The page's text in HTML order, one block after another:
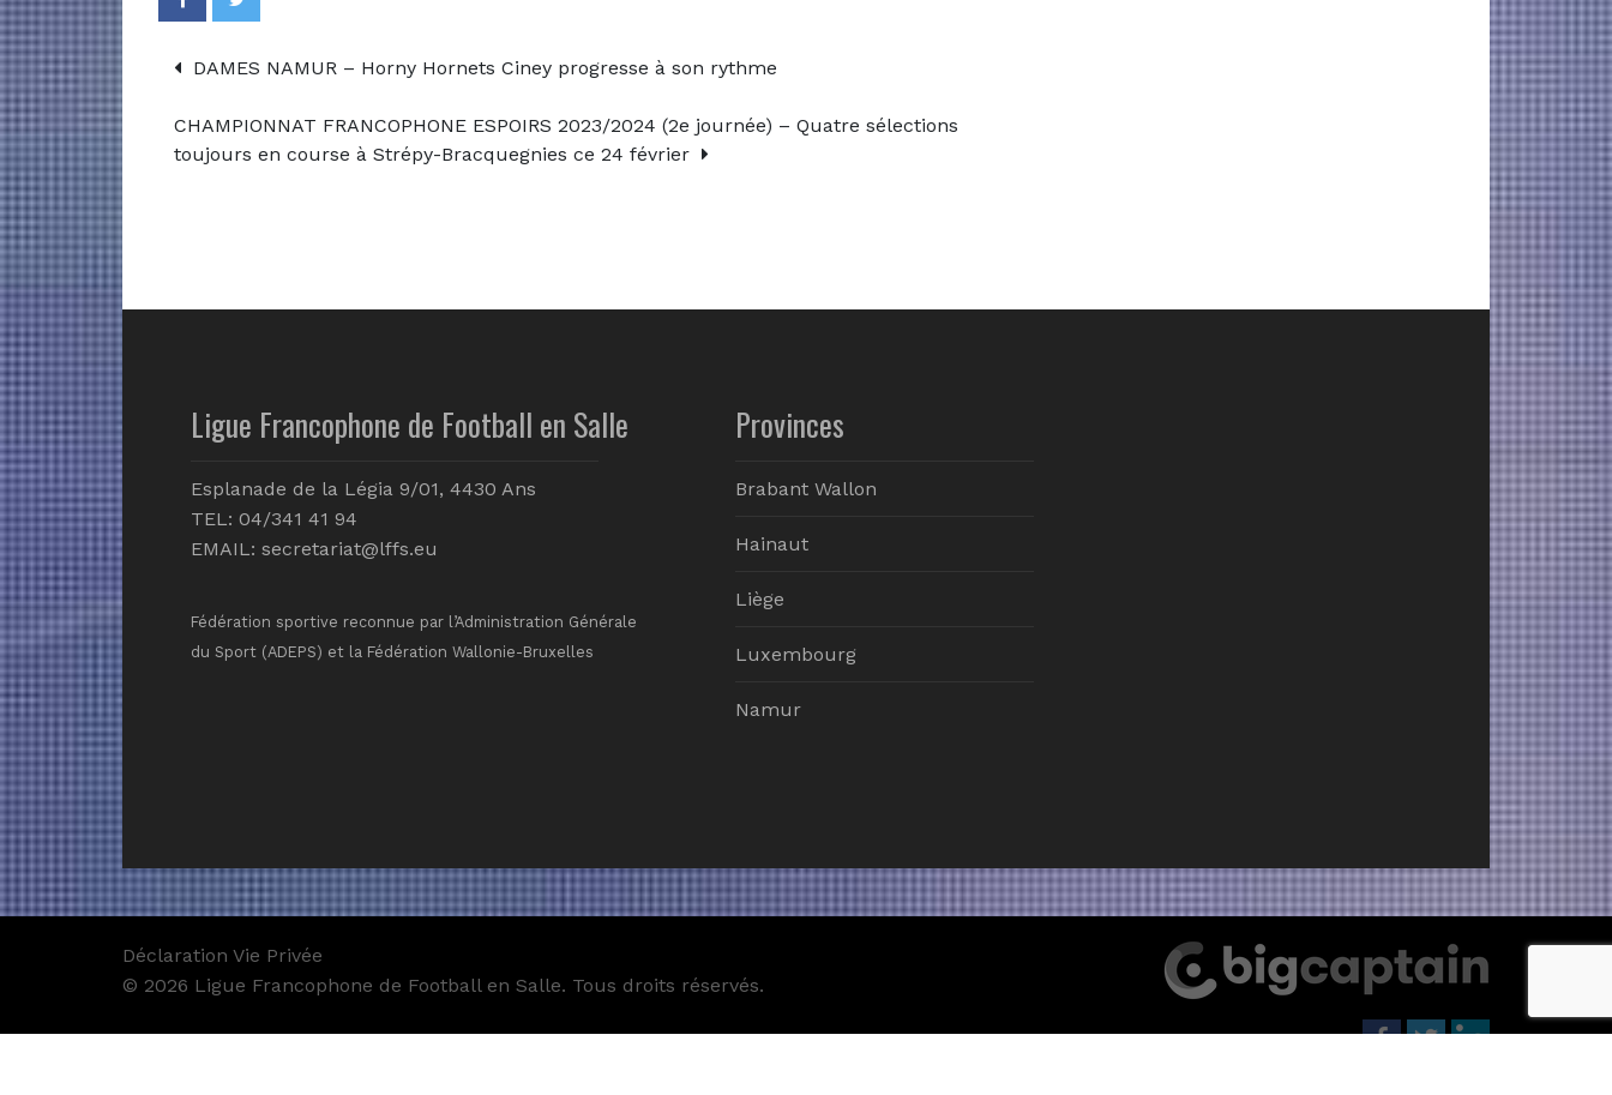
DAMES NAMUR – Horny Hornets Ciney progresse à son rythme
CHAMPIONNAT FRANCOPHONE ESPOIRS 2023/2024 (2e journée) – Quatre sélections
toujours en course à Strépy-Bracquegnies ce 24 février
Ligue Francophone de Football en Salle
Esplanade de la Légia 9/01, 4430 Ans
TEL: 04/341 41 94
EMAIL: secretariat@lffs.eu
Fédération sportive reconnue par l’Administration Générale
du Sport (ADEPS) et la Fédération Wallonie-Bruxelles
Provinces
Brabant Wallon
Hainaut
Liège
Luxembourg
Namur
Déclaration Vie Privée
© 2026 Ligue Francophone de Football en Salle. Tous droits réservés.